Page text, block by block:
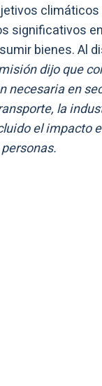
climáticos
significativos
bienes. Al
dijo que
necesaria en
la
el impacto